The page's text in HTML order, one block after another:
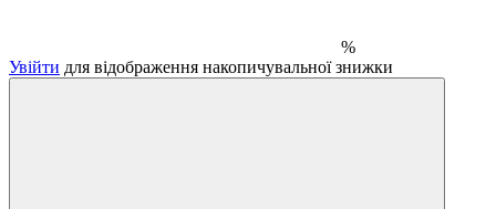
%
Увійти для відображення накопичувальної знижки